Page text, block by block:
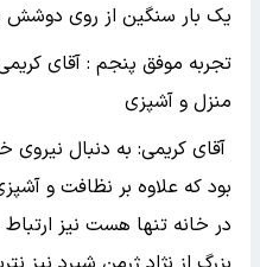
یک بار سنگین از روی دوشش
تجربه موفق پنجم : آقای
منزل و آشپزی
آقای کریمی: به دنبال
در خانه تنها هست نیز